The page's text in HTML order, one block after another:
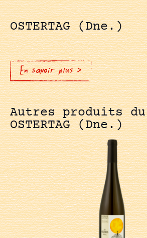
OSTERTAG (Dne.)
En savoir plus >
Autres produits du
OSTERTAG (Dne.)